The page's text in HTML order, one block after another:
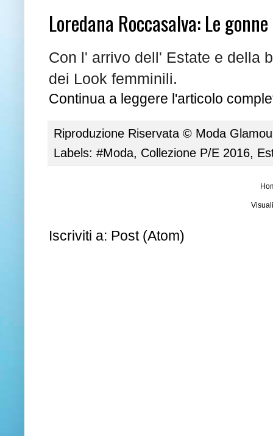
Loredana Roccasalva: Le
Con l' arrivo dell' Estate e della
dei Look femminili.
Continua a leggere l'articolo
Riproduzione Riservata © Moda
Labels: #Moda, Collezione P/E 2016,
Iscriviti a: Post (Atom)